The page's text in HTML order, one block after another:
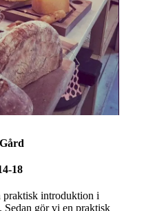
18
praktisk introduktion i
Sedan gör vi en praktisk